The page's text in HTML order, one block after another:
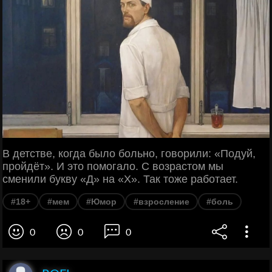
В детстве, когда было больно, говорили: «Подуй,
пройдёт». И это помогало. С возрастом мы
сменили букву «Д» на «Х». Так тоже работает.
#18+ #мем #Юмор #взросление #боль
0 0 0